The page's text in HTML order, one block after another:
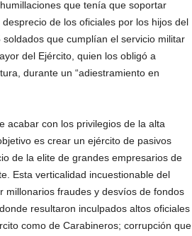
que tenía que soportar
de los oficiales por los hijos del
que cumplían el servicio militar
del Ejército, quien los obligó a
durante un “adiestramiento en
acabar con los privilegios de la alta
es crear un ejército de pasivos
de la elite de grandes empresarios de
Esta verticalidad incuestionable del
millonarios fraudes y desvíos de fondos
resultaron inculpados altos oficiales
como de Carabineros; corrupción que